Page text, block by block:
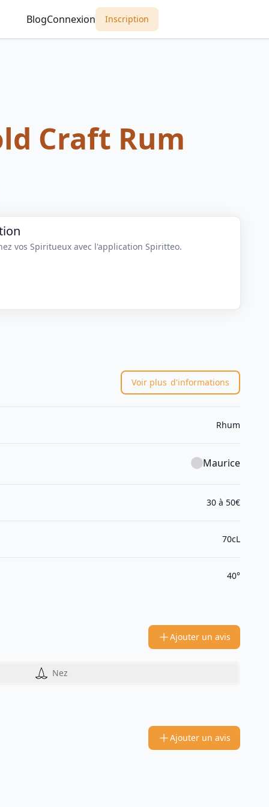
BlogConnexion Inscription
Craft Rum
vos Spiritueux avec l'application Spiritteo.
Voir plus d'informations
Rhum
Maurice
30 à 50€
70cL
40°
Ajouter un avis
Nez
Ajouter un avis